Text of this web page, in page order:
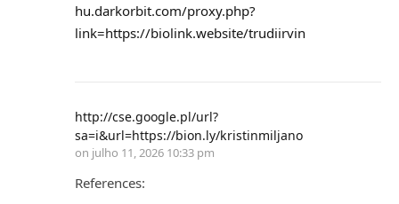
hu.darkorbit.com/proxy.php?
link=https://biolink.website/trudiirvin
http://cse.google.pl/url?
sa=i&url=https://bion.ly/kristinmiljano
on julho 11, 2026 10:33 pm
References: